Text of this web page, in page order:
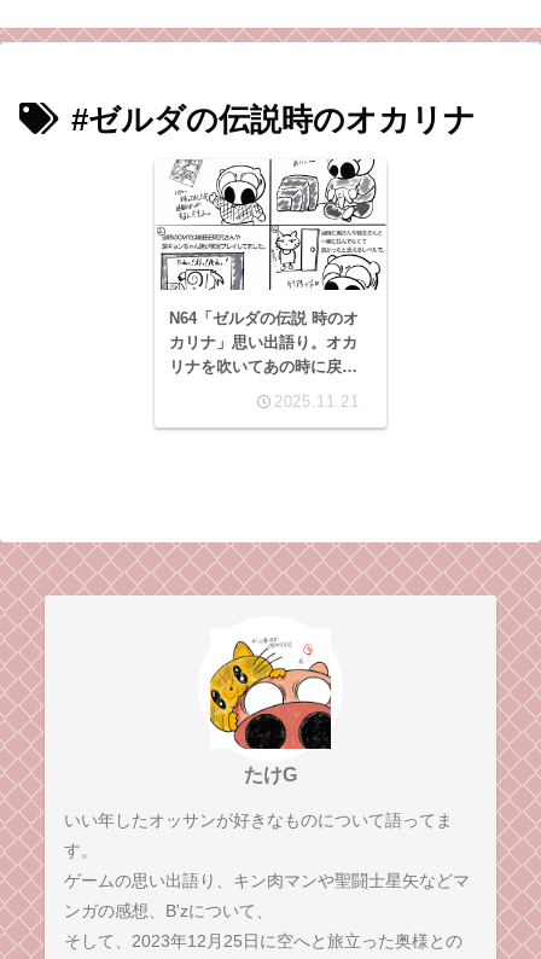
#ゼルダの伝説時のオカリナ
N64「ゼルダの伝説 時のオ
カリナ」思い出語り。オカ
リナを吹いてあの時に戻
り、もう一度初体験の時の
2025.11.21
たけG
いい年したオッサンが好きなものについて語ってま
す。
ゲームの思い出語り、キン肉マンや聖闘士星矢などマ
ンガの感想、B'zについて、
そして、2023年12月25日に空へと旅立った奥様との